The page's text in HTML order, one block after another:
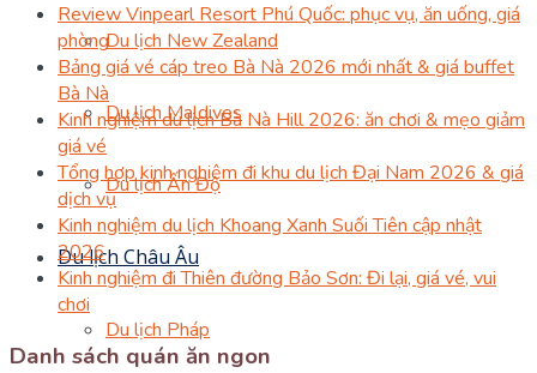
Du lịch New Zealand
Du lịch Maldives
Du lịch Ấn Độ
Du lịch Châu Âu
Du lịch Pháp
Review Vinpearl Resort Phú Quốc: phục vụ, ăn uống, giá
phòng
Bảng giá vé cáp treo Bà Nà 2026 mới nhất & giá buffet
Bà Nà
Kinh nghiệm du lịch Bà Nà Hill 2026: ăn chơi & mẹo giảm
giá vé
Tổng hợp kinh nghiệm đi khu du lịch Đại Nam 2026 & giá
dịch vụ
Kinh nghiệm du lịch Khoang Xanh Suối Tiên cập nhật
2026
Kinh nghiệm đi Thiên đường Bảo Sơn: Đi lại, giá vé, vui
chơi
Danh sách quán ăn ngon